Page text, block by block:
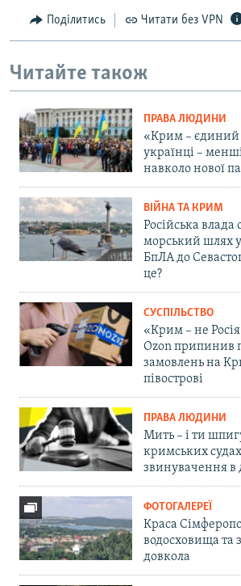
Поділитись Читати без VPN
Читайте також
ПРАВА ЛЮДИНИ
«Крим – єдиний
українці –
навколо нової
ВІЙНА ТА КРИМ
Російська влада
морський шлях
БпЛА до
це?
СУСПІЛЬСТВО
«Крим – не
Ozon припинив
замовлень на
півострові
ПРАВА ЛЮДИНИ
Мить – і ти
кримських
звинувачення в
ФОТОГАЛЕРЕЇ
Краса
водосховища та
довкола